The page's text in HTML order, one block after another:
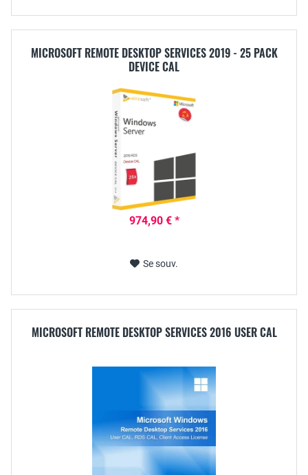
MICROSOFT REMOTE DESKTOP SERVICES 2019 - 25 PACK
DEVICE CAL
974,90 € *
Se souv.
MICROSOFT REMOTE DESKTOP SERVICES 2016 USER CAL